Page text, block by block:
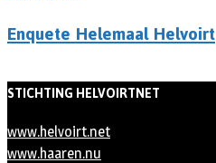
Enquete Helemaal Helvoirt
STICHTING HELVOIRTNET
www.helvoirt.net
www.haaren.nu